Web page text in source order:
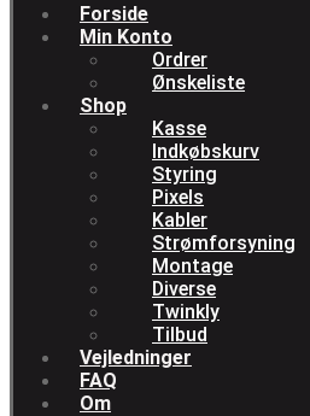
Forside
Min Konto
Ordrer
Ønskeliste
Shop
Kasse
Indkøbskurv
Styring
Pixels
Kabler
Strømforsyning
Montage
Diverse
Twinkly
Tilbud
Vejledninger
FAQ
Om